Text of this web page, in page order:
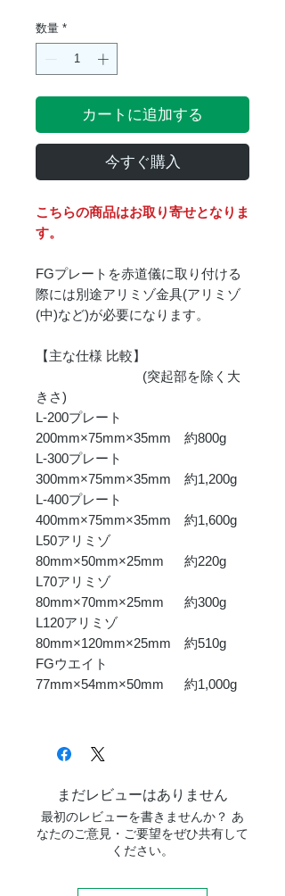
数量 *
カートに追加する
今すぐ購入
こちらの商品はお取り寄せとなりま
す。
FGプレートを赤道儀に取り付ける
際には別途アリミゾ金具(アリミゾ
(中)など)が必要になります。
【主な仕様 比較】
(突起部を除く大
きさ)
L-200プレート
200mm×75mm×35mm 約800g
L-300プレート
300mm×75mm×35mm 約1,200g
L-400プレート
400mm×75mm×35mm 約1,600g
L50アリミゾ
80mm×50mm×25mm 約220g
L70アリミゾ
80mm×70mm×25mm 約300g
L120アリミゾ
80mm×120mm×25mm 約510g
FGウエイト
77mm×54mm×50mm 約1,000g
まだレビューはありません
最初のレビューを書きませんか？ あ
なたのご意見・ご要望をぜひ共有して
ください。